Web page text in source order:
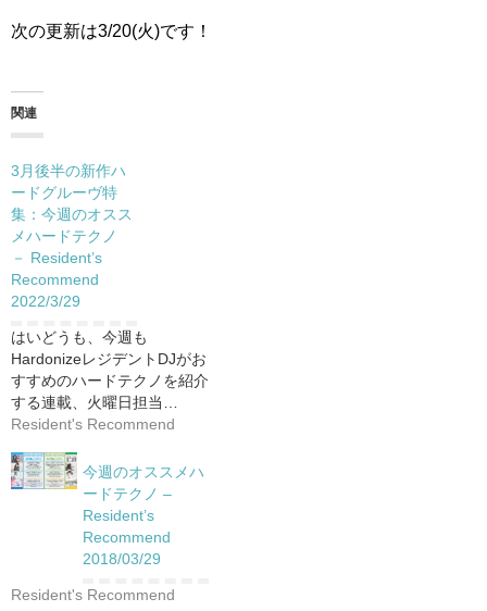
次の更新は3/20(火)です！
関連
3月後半の新作ハ
ードグルーヴ特
集：今週のオスス
メハードテクノ
－ Resident’s
Recommend
2022/3/29
はいどうも、今週も
HardonizeレジデントDJがお
すすめのハードテクノを紹介
する連載、火曜日担当…
Resident's Recommend
今週のオススメハ
ードテクノ –
Resident’s
Recommend
2018/03/29
Resident's Recommend